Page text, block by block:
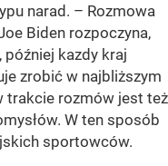
narad. – Rozmowa
Biden rozpoczyna,
później kazdy kraj
zrobić w najbliższym
trakcie rozmów jest też
W ten sposób
sportowców.